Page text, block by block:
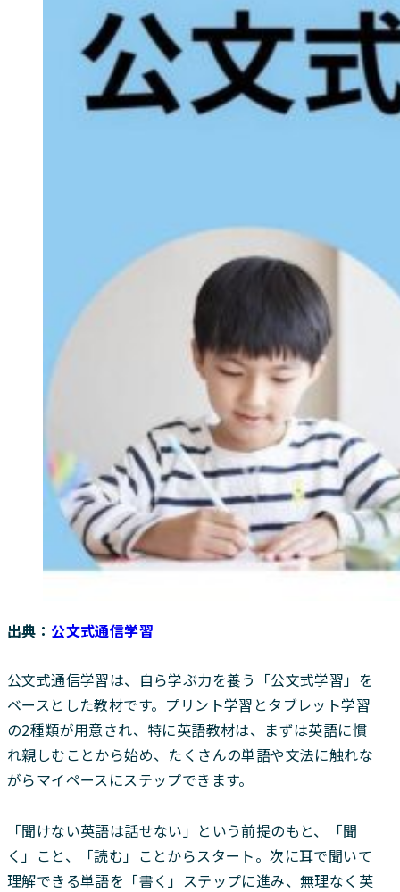
出典： 公文式通信学習
公文式通信学習は、自ら学ぶ力を養う「公文式学習」を
ベースとした教材です。プリント学習とタブレット学習
の2種類が用意され、特に英語教材は、まずは英語に慣
れ親しむことから始め、たくさんの単語や文法に触れな
がらマイペースにステップできます。
「聞けない英語は話せない」という前提のもと、「聞
く」こと、「読む」ことからスタート。次に耳で聞いて
理解できる単語を「書く」ステップに進み、無理なく英